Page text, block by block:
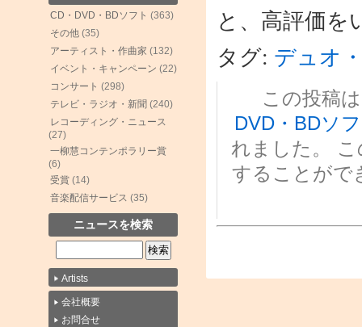
CD・DVD・BDソフト (363)
その他 (35)
アーティスト・作曲家 (132)
イベント・キャンペーン (22)
コンサート (298)
テレビ・ラジオ・新聞 (240)
レコーディング・ニュース
(27)
一柳慧コンテンポラリー賞
(6)
受賞 (14)
音楽配信サービス (35)
ニュースを検索
Artists
会社概要
お問合せ
と、高評価を
タグ: デュオ
この投稿
DVD・BDソ
れました。
することがで